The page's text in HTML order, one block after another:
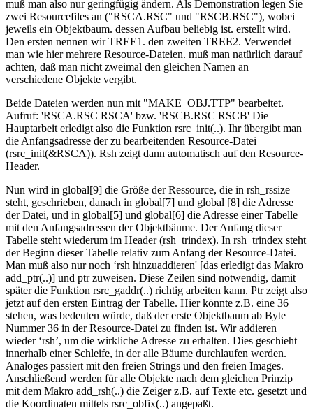
muß man also nur geringfügig ändern. Als Demonstration legen Sie
zwei Resourcefiles an ("RSCA.RSC" und "RSCB.RSC"), wobei
jeweils ein Objektbaum. dessen Aufbau beliebig ist. erstellt wird.
Den ersten nennen wir TREE1. den zweiten TREE2. Verwendet
man wie hier mehrere Resource-Dateien. muß man natürlich darauf
achten, daß man nicht zweimal den gleichen Namen an
verschiedene Objekte vergibt.
Beide Dateien werden nun mit "MAKE_OBJ.TTP" bearbeitet.
Aufruf: 'RSCA.RSC RSCA' bzw. 'RSCB.RSC RSCB' Die
Hauptarbeit erledigt also die Funktion rsrc_init(..). Ihr übergibt man
die Anfangsadresse der zu bearbeitenden Resource-Datei
(rsrc_init(&RSCA)). Rsh zeigt dann automatisch auf den Resource-
Header.
Nun wird in global[9] die Größe der Ressource, die in rsh_rssize
steht, geschrieben, danach in global[7] und global [8] die Adresse
der Datei, und in global[5] und global[6] die Adresse einer Tabelle
mit den Anfangsadressen der Objektbäume. Der Anfang dieser
Tabelle steht wiederum im Header (rsh_trindex). In rsh_trindex steht
der Beginn dieser Tabelle relativ zum Anfang der Resource-Datei.
Man muß also nur noch ‘rsh hinzuaddieren' [das erledigt das Makro
add_ptr(..)] und ptr zuweisen. Diese Zeilen sind notwendig, damit
später die Funktion rsrc_gaddr(..) richtig arbeiten kann. Ptr zeigt also
jetzt auf den ersten Eintrag der Tabelle. Hier könnte z.B. eine 36
stehen, was bedeuten würde, daß der erste Objektbaum ab Byte
Nummer 36 in der Resource-Datei zu finden ist. Wir addieren
wieder ‘rsh’, um die wirkliche Adresse zu erhalten. Dies geschieht
innerhalb einer Schleife, in der alle Bäume durchlaufen werden.
Analoges passiert mit den freien Strings und den freien Images.
Anschließend werden für alle Objekte nach dem gleichen Prinzip
mit dem Makro add_rsh(..) die Zeiger z.B. auf Texte etc. gesetzt und
die Koordinaten mittels rsrc_obfix(..) angepaßt.